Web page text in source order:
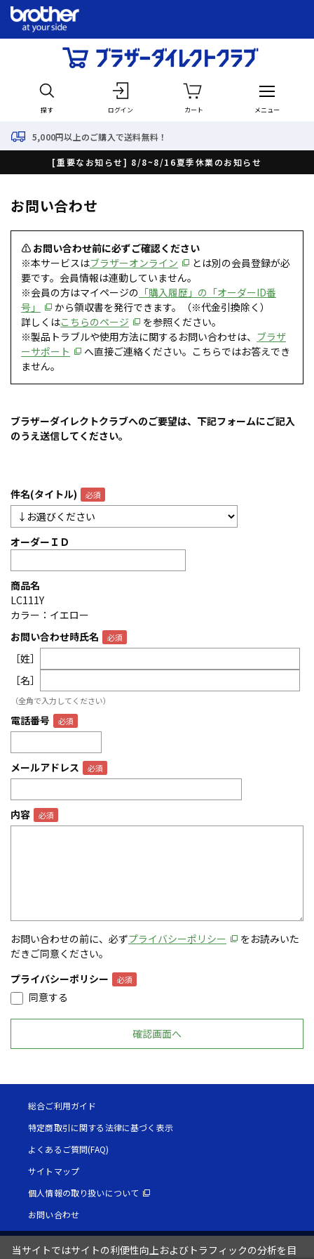
探す ログイン カート メニュー
上のご購入で送料無料！
[重要なお知らせ] 8/8~8/16夏季休業のお知らせ
お問い合わせ
⚠ お問い合わせ前に必ずご確認ください
※本サービスはブラザーオンライン
とは別の会員登録が必
要です。会員情報は連動していません。
※会員の方はマイページの 「購入履歴」の「オーダーID番
号」
から領収書を発行できます。（※代金引換除く）
詳しくはこちらのページ
を参照ください。
※製品トラブルや使用方法に関するお問い合わせは、 ブラザ
ーサポート
へ直接ご連絡ください。こちらではお答えでき
ません。
ブラザーダイレクトクラブへのご要望は、下記フォームにご記入
のうえ送信してください。
件名(タイトル)
オーダーＩＤ
商品名
LC111Y
カラー：イエロー
お問い合わせ時氏名
［姓］
［名］
（全角で入力してください）
電話番号
メールアドレス
内容
お問い合わせの前に、必ずプライバシーポリシー
をお読みいた
だきご同意ください。
プライバシーポリシー
同意する
総合ご利用ガイド
特定商取引に関する法律に基づく表示
よくあるご質問(FAQ)
サイトマップ
個人情報の取り扱いについて
お問い合わせ
当サイトではサイトの利便性向上およびトラフィックの分析を目